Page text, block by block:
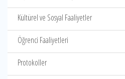
Kültürel ve Sosyal Faaliyetler
Öğrenci Faaliyetleri
Protokoller